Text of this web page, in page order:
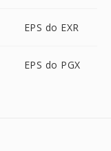
EPS do EXR
EPS do PGX